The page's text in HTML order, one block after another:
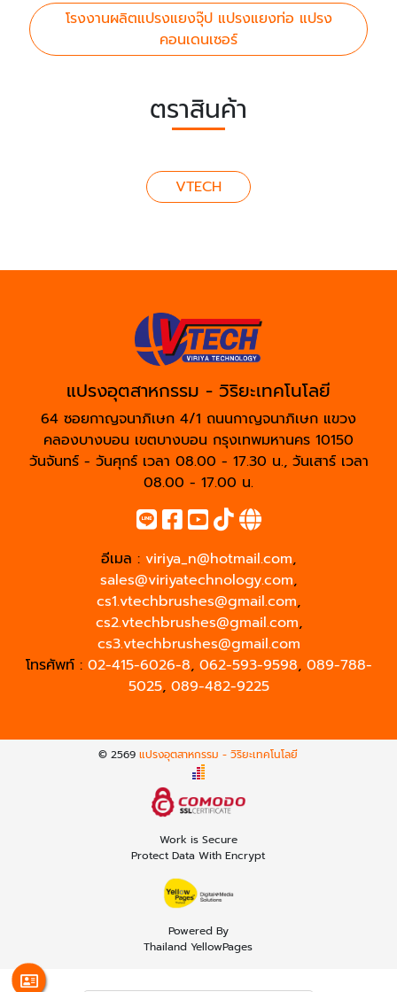
โรงงานผลิตแปรงแยงจุ๊ป แปรงแยงท่อ แปรง
คอนเดนเซอร์
ตราสินค้า
VTECH
แปรงอุตสาหกรรม - วิริยะเทคโนโลยี
64 ซอยกาญจนาภิเษก 4/1 ถนนกาญจนาภิเษก แขวง
คลองบางบอน เขตบางบอน กรุงเทพมหานคร 10150
วันจันทร์ - วันศุกร์ เวลา 08.00 - 17.30 น., วันเสาร์ เวลา
08.00 - 17.00 น.
อีเมล : viriya_n@hotmail.com,
sales@viriyatechnology.com,
cs1.vtechbrushes@gmail.com,
cs2.vtechbrushes@gmail.com,
cs3.vtechbrushes@gmail.com
โทรศัพท์ : 02-415-6026-8, 062-593-9598, 089-788-
5025, 089-482-9225
© 2569แปรงอุตสาหกรรม - วิริยะเทคโนโลยี
Work is Secure
Protect Data With Encrypt
Powered By
Thailand YellowPages